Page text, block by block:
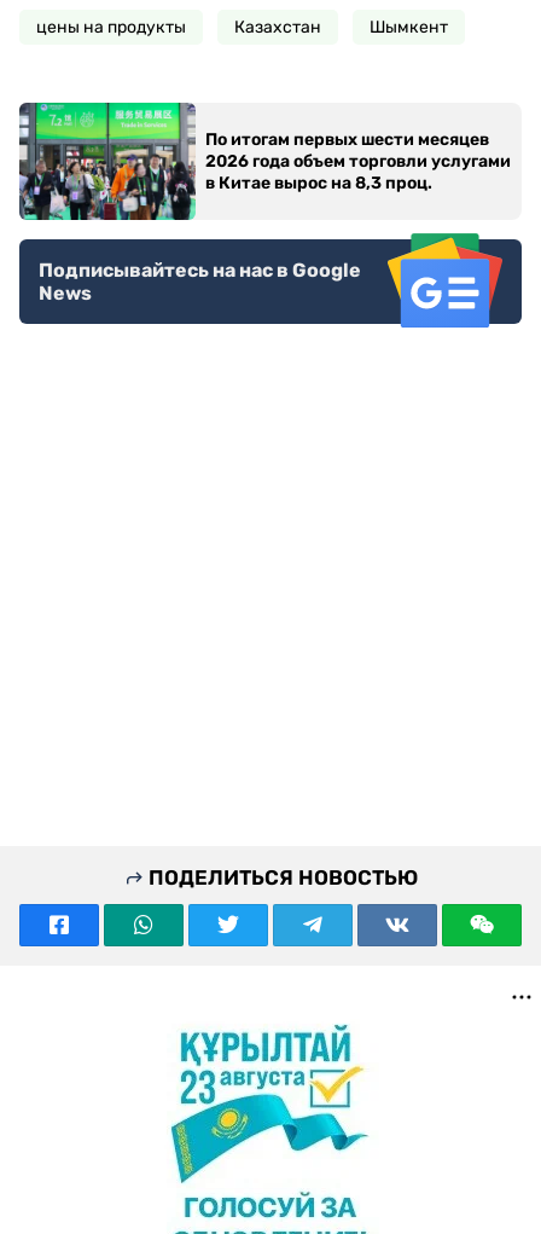
цены на продукты Казахстан Шымкент
По итогам первых шести месяцев
2026 года объем торговли услугами
в Китае вырос на 8,3 проц.
Подписывайтесь на нас в Google
News
ПОДЕЛИТЬСЯ НОВОСТЬЮ